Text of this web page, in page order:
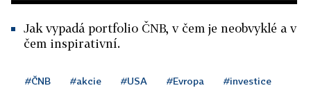
Jak vypadá portfolio ČNB, v čem je neobvyklé a v
čem inspirativní.
#ČNB #akcie #USA #Evropa #investice